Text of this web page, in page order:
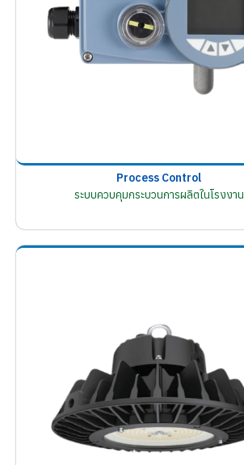
Process Control
ระบบควบคุมกระบวนการผลิตในโรงงาน